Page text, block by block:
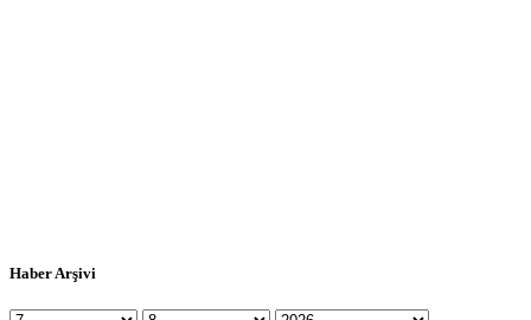
Haber Arşivi